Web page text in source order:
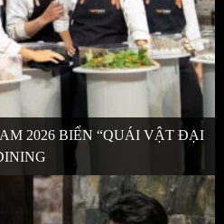
2026 BIẾN “QUÁI VẬT ĐẠI